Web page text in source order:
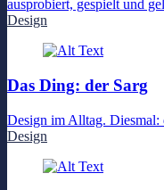
ausprobiert, gespielt und
Design
Das Ding: der Sarg
Design im Alltag. Diesmal:
Design